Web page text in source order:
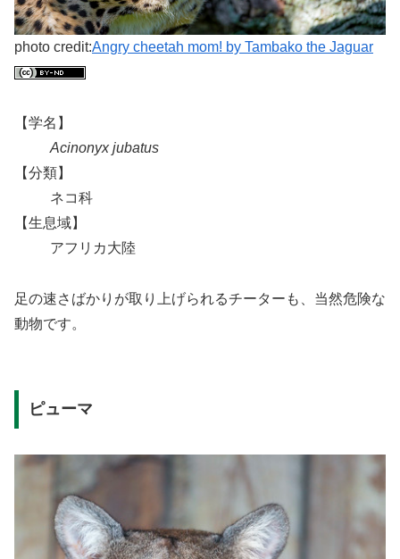
photo credit:Angry cheetah mom! by Tambako the Jaguar
【学名】
Acinonyx jubatus
【分類】
ネコ科
【生息域】
アフリカ大陸
足の速さばかりが取り上げられるチーターも、当然危険な
動物です。
ピューマ